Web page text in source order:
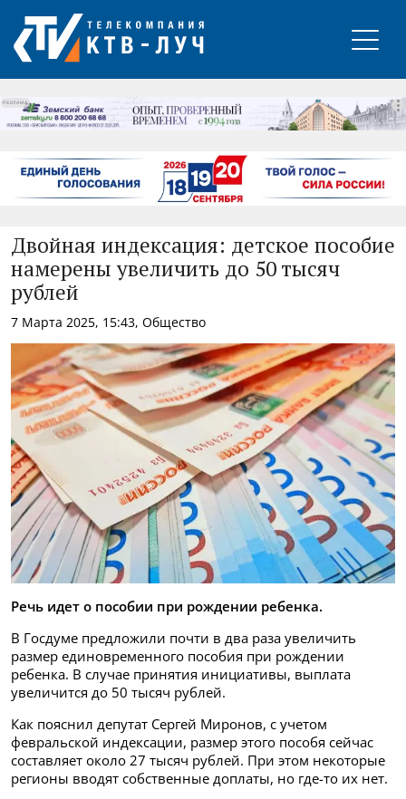
РЕКЛАМА
Двойная индексация: детское пособие
намерены увеличить до 50 тысяч
рублей
7 Марта 2025, 15:43, Общество
Речь идет о пособии при рождении ребенка.
В Госдуме предложили почти в два раза увеличить
размер единовременного пособия при рождении
ребенка. В случае принятия инициативы, выплата
увеличится до 50 тысяч рублей.
Как пояснил депутат Сергей Миронов, с учетом
февральской индексации, размер этого пособя сейчас
составляет около 27 тысяч рублей. При этом некоторые
регионы вводят собственные доплаты, но где-то их нет.